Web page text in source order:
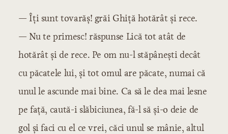
— Îți sunt tovarăș! grăi Ghiță hotărât și rece.
— Nu te primesc! răspunse Lică tot atât de
hotărât și de rece. Pe om nu-l stăpânești decât
cu păcatele lui, și tot omul are păcate, numai că
unul le ascunde mai bine. Ca să le dea mai lesne
pe față, caută-i slăbiciunea, fă-l să și-o deie de
gol și faci cu el ce vrei, căci unul se mânie, altul